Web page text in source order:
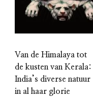
Van de Himalaya tot
de kusten van Kerala:
India’s diverse natuur
in al haar glorie